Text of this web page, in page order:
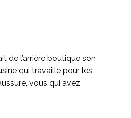
de l’arrière boutique son
qui travaille pour les
vous qui avez